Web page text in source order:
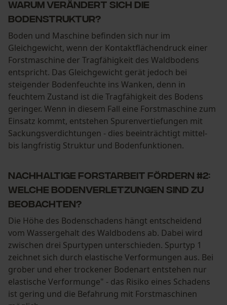
Warum verändert sich die
Bodenstruktur?
Boden und Maschine befinden sich nur im
Gleichgewicht, wenn der Kontaktflächendruck einer
Forstmaschine der Tragfähigkeit des Waldbodens
entspricht. Das Gleichgewicht gerät jedoch bei
steigender Bodenfeuchte ins Wanken, denn in
feuchtem Zustand ist die Tragfähigkeit des Bodens
geringer. Wenn in diesem Fall eine Forstmaschine zum
Einsatz kommt, entstehen Spurenvertiefungen mit
Sackungsverdichtungen - dies beeinträchtigt mittel-
bis langfristig Struktur und Bodenfunktionen.
Nachhaltige Forstarbeit fördern #2:
Welche Bodenverletzungen sind zu
beobachten?
Die Höhe des Bodenschadens hängt entscheidend
vom Wassergehalt des Waldbodens ab. Dabei wird
zwischen drei Spurtypen unterschieden. Spurtyp 1
zeichnet sich durch elastische Verformungen aus. Bei
grober und eher trockener Bodenart entstehen nur
elastische Verformunge" - das Risiko eines Schadens
ist gering und die Befahrung mit Forstmaschinen